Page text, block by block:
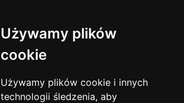
Używamy plików
cookie
Używamy plików cookie i innych
technologii śledzenia, aby